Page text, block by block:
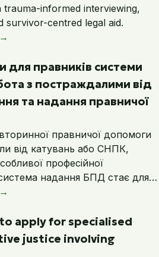
informed interviewing,
survivor-centred legal aid.
→
для правників системи
з постраждалими від
та надання правничої
правничої допомоги
від катувань або СНПК,
професійної
надання БПД стає для…
→
apply for specialised
justice involving